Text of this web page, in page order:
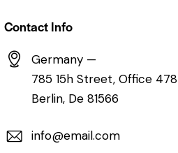
Contact Info
Germany —
785 15h Street, Office 478
Berlin, De 81566
info@email.com